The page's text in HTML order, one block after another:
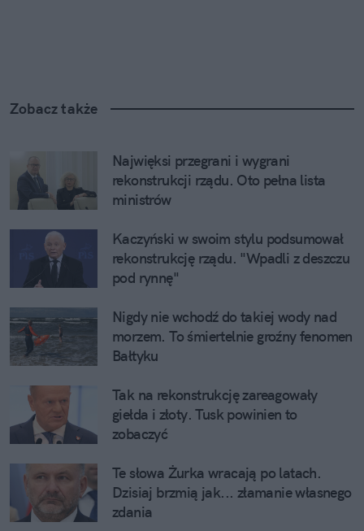
Zobacz także
Najwięksi przegrani i wygrani
rekonstrukcji rządu. Oto pełna lista
ministrów
Kaczyński w swoim stylu podsumował
rekonstrukcję rządu. "Wpadli z deszczu
pod rynnę"
Nigdy nie wchodź do takiej wody nad
morzem. To śmiertelnie groźny fenomen
Bałtyku
Tak na rekonstrukcję zareagowały
giełda i złoty. Tusk powinien to
zobaczyć
Te słowa Żurka wracają po latach.
Dzisiaj brzmią jak... złamanie własnego
zdania